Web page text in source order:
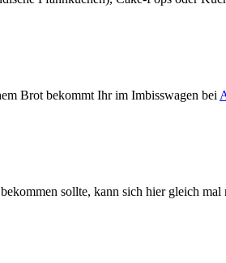
Brot bekommt Ihr im Imbisswagen bei
sollte, kann sich hier gleich